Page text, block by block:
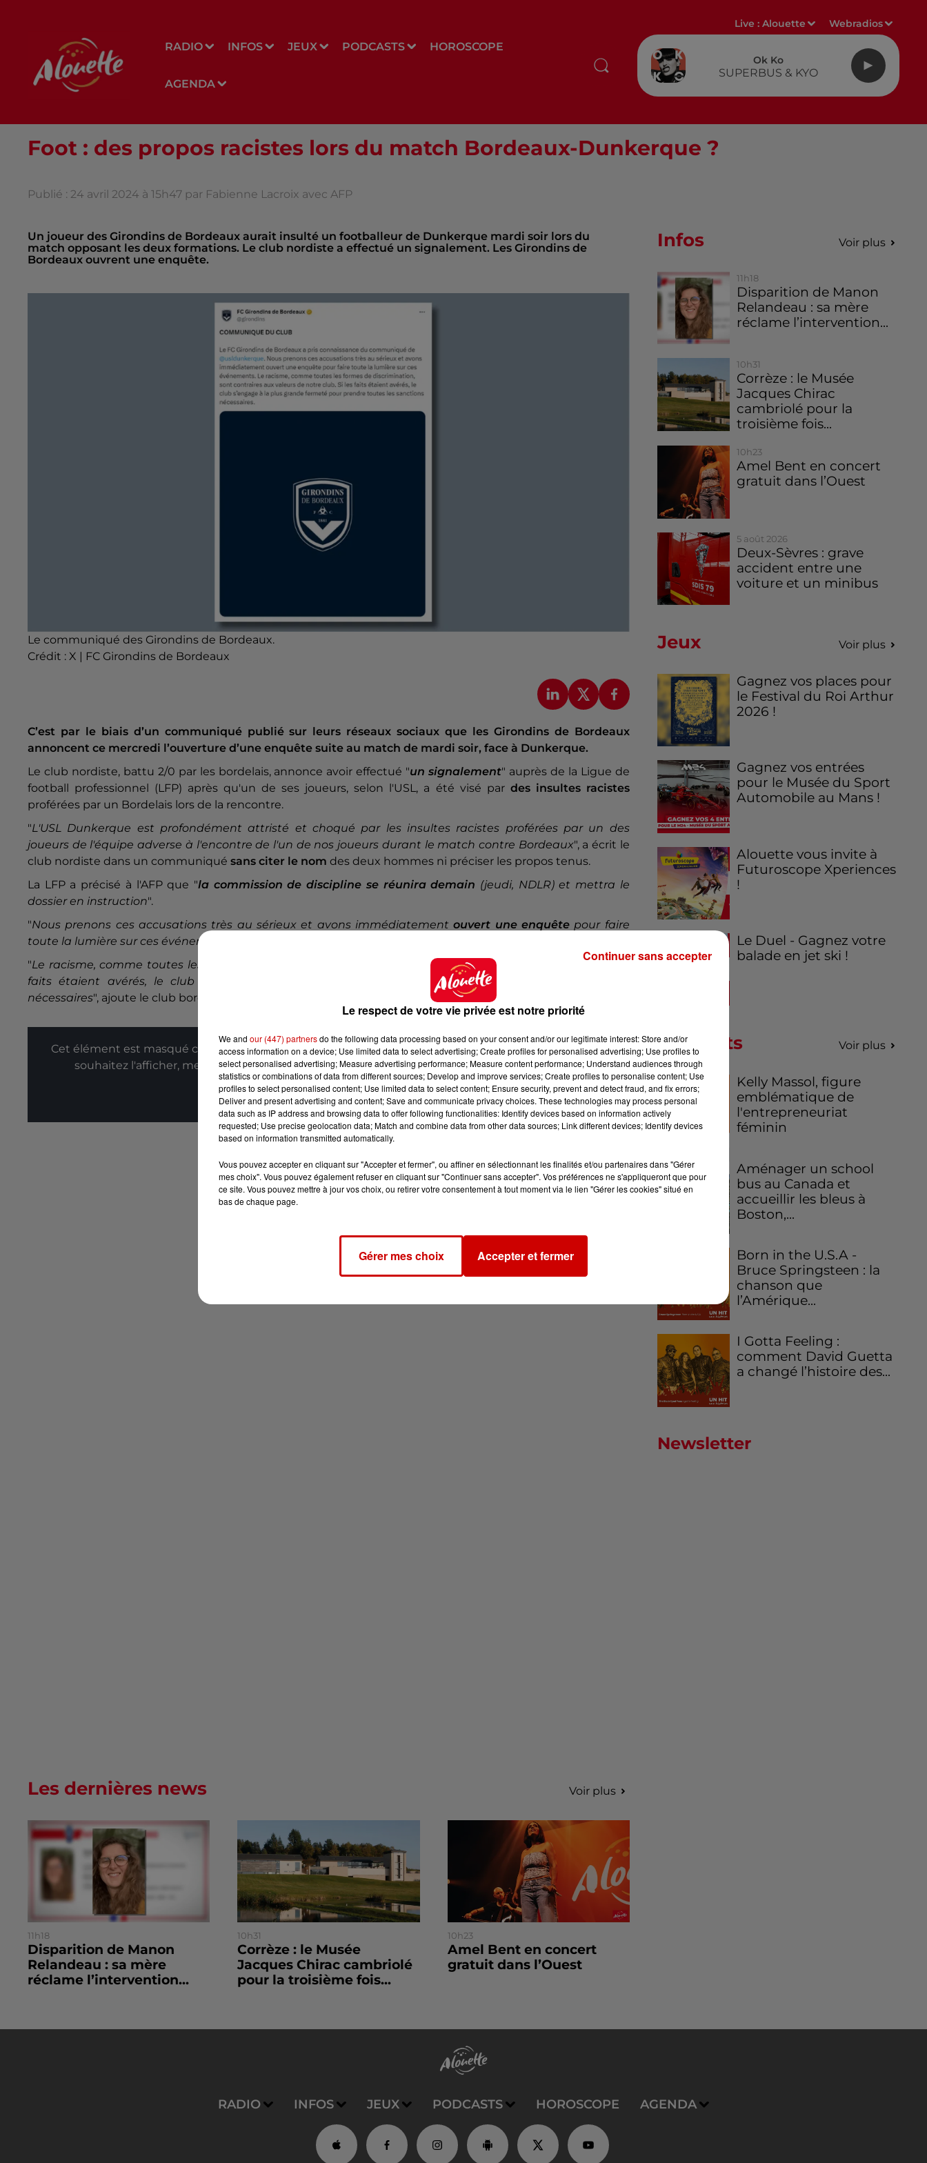
RADIO INFOS JEUX PODCASTS HOROSCOPE
AGENDA
Live :Alouette Webradios
Ok Ko
SUPERBUS & KYO
Foot : des propos racistes lors du match Bordeaux-Dunkerque ?
Publié : 24 avril 2024 à 15h47 par Fabienne Lacroix avec AFP
Un joueur des Girondins de Bordeaux aurait insulté un footballeur de Dunkerque mardi soir lors du
match opposant les deux formations. Le club nordiste a effectué un signalement. Les Girondins de
Bordeaux ouvrent une enquête.
Le communiqué des Girondins de Bordeaux.
Crédit : X | FC Girondins de Bordeaux
C’est par le biais d’un communiqué publié sur leurs réseaux sociaux que les Girondins de Bordeaux
annoncent ce mercredi l’ouverture d’une enquête suite au match de mardi soir, face à Dunkerque.
Le club nordiste, battu 2/0 par les bordelais, annonce avoir effectué "un signalement" auprès de la Ligue de
football professionnel (LFP) après qu'un de ses joueurs, selon l'USL, a été visé par des insultes racistes
proférées par un Bordelais lors de la rencontre.
"L'USL Dunkerque est profondément attristé et choqué par les insultes racistes proférées par un des
joueurs de l'équipe adverse à l'encontre de l'un de nos joueurs durant le match contre Bordeaux", a écrit le
club nordiste dans un communiqué sans citer le nom des deux hommes ni préciser les propos tenus.
La LFP a précisé à l'AFP que "la commission de discipline se réunira demain (jeudi, NDLR) et mettra le
dossier en instruction".
"Nous prenons ces accusations très au sérieux et avons immédiatementouvert une enquête pour faire
toute la lumière sur ces événements
"Le racisme, comme toutes les formes de discrimination, sont contraires aux valeurs de notre club. Si les
faits étaient avérés, le club s'engage à la plus grande fermeté pour prendre toutes les sanctions
nécessaires", ajoute le club bordelais.
Cet élément est masqué compte-tenu du refus du dépôt de cookies que vous avez exprimé. Si vous
souhaitez l'afficher, merci de nous donner votre accord en cliquant sur le bouton ci-dessous.
Afficher l'élément
Infos Voir plus
11h18
Disparition de Manon
Relandeau : sa mère
réclame l’intervention...
10h31
Corrèze : le Musée
Jacques Chirac
cambriolé pour la
troisième fois...
10h23
Amel Bent en concert
gratuit dans l’Ouest
5 août 2026
Deux-Sèvres : grave
accident entre une
voiture et un minibus
Jeux Voir plus
Gagnez vos places pour
le Festival du Roi Arthur
2026 !
Gagnez vos entrées
pour le Musée du Sport
Automobile au Mans !
Alouette vous invite à
Futuroscope Xperiences
!
Le Duel - Gagnez votre
balade en jet ski !
Podcasts Voir plus
Kelly Massol, figure
emblématique de
l'entrepreneuriat
féminin
Aménager un school
bus au Canada et
accueillir les bleus à
Boston,...
Born in the U.S.A -
Bruce Springsteen : la
chanson que
l’Amérique...
I Gotta Feeling :
comment David Guetta
a changé l’histoire des...
Newsletter
Les dernières news Voir plus
11h18
Disparition de Manon
Relandeau : sa mère
réclame l’intervention...
10h31
Corrèze : le Musée
Jacques Chirac cambriolé
pour la troisième fois...
10h23
Amel Bent en concert
gratuit dans l’Ouest
RADIO INFOS JEUX PODCASTS HOROSCOPE AGENDA
Le respect de votre vie privée est notre priorité
We and our (447) partnersdo the following data processing based on your consent and/or our legitimate interest: Store and/or
access information on a device; Use limited data to select advertising; Create profiles for personalised advertising; Use profiles to
select personalised advertising; Measure advertising performance; Measure content performance; Understand audiences through
statistics or combinations of data from different sources; Develop and improve services; Create profiles to personalise content; Use
profiles to select personalised content; Use limited data to select content; Ensure security, prevent and detect fraud, and fix errors;
Deliver and present advertising and content; Save and communicate privacy choices. These technologies may process personal
data such as IP address and browsing data to offer following functionalities: Identify devices based on information actively
requested; Use precise geolocation data; Match and combine data from other data sources; Link different devices; Identify devices
based on information transmitted automatically.
Vous pouvez accepter en cliquant sur "Accepter et fermer", ou affiner en sélectionnant les finalités et/ou partenaires dans "Gérer
mes choix". Vous pouvez également refuser en cliquant sur "Continuer sans accepter". Vos préférences ne s'appliqueront que pour
ce site. Vous pouvez mettre à jour vos choix, ou retirer votre consentement à tout moment via le lien "Gérer les cookies" situé en
bas de chaque page.
Gérer mes choix Accepter et fermer
Continuer sans accepter